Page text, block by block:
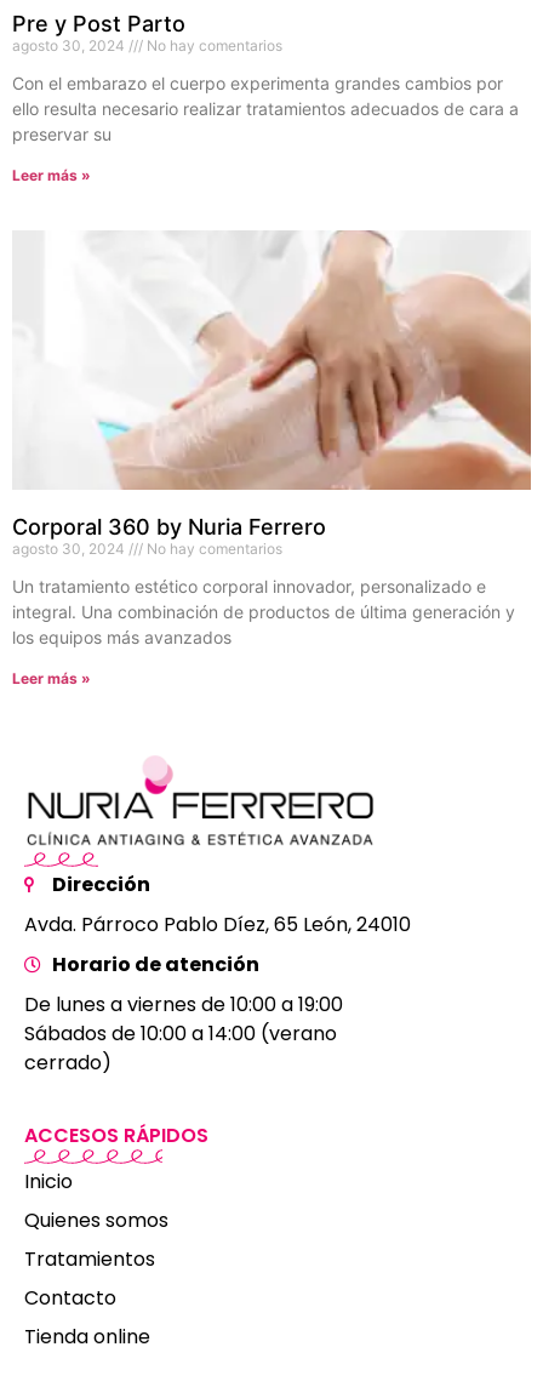
Pre y Post Parto
agosto 30, 2024 No hay comentarios
Con el embarazo el cuerpo experimenta grandes cambios por
ello resulta necesario realizar tratamientos adecuados de cara a
preservar su
Leer más »
Corporal 360 by Nuria Ferrero
agosto 30, 2024 No hay comentarios
Un tratamiento estético corporal innovador, personalizado e
integral. Una combinación de productos de última generación y
los equipos más avanzados
Leer más »
Dirección
Avda. Párroco Pablo Díez, 65 León, 24010
Horario de atención
De lunes a viernes de 10:00 a 19:00
Sábados de 10:00 a 14:00 (verano
cerrado)
ACCESOS RÁPIDOS
Inicio
Quienes somos
Tratamientos
Contacto
Tienda online